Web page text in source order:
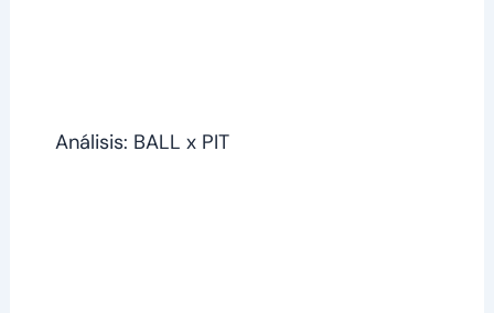
Análisis: BALL x PIT